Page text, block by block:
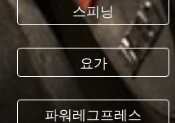
스피닝
요가
파워레그프레스